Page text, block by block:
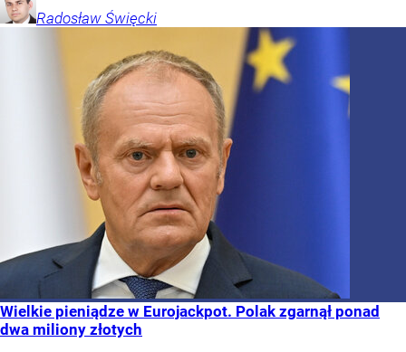
Radosław Święcki
Wielkie pieniądze w Eurojackpot. Polak zgarnął ponad
dwa miliony złotych